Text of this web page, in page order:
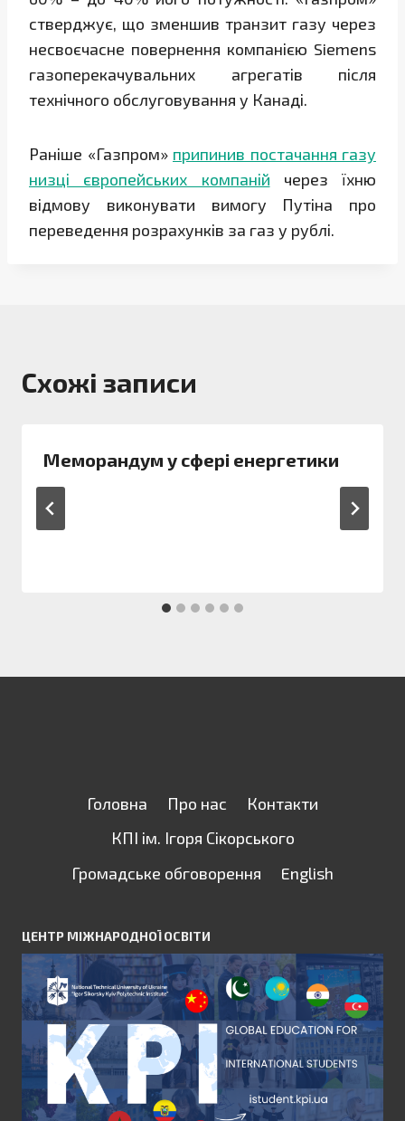
стверджує, що зменшив транзит газу через
несвоєчасне повернення компанією Siemens
газоперекачувальних агрегатів після
технічного обслуговування у Канаді.
Раніше «Газпром» припинив постачання газу
низці європейських компаній через їхню
відмову виконувати вимогу Путіна про
переведення розрахунків за газ у рублі.
Схожі записи
Меморандум у сфері енергетики
Головна Про нас
Контакти
КПІ ім. Ігоря Сікорського
Громадське обговорення
English
ЦЕНТР МІЖНАРОДНОЇ ОСВІТИ